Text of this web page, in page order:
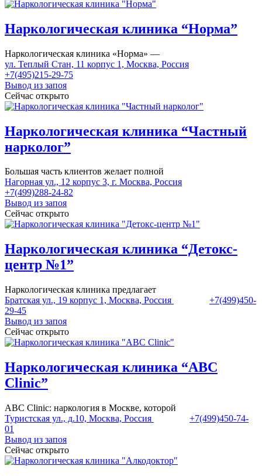
Наркологическая клиника “Норма”
Наркологическая клиника «Норма» —
ул. Теплый Стан, 11 корпус 1, Москва, Россия
+7(495)215-29-75
Вывод из запоя
Сейчас открыто
Наркологическая клиника “Частный
нарколог”
Большая часть клиентов желает полной
Нагорная ул., 12 корпус 3, г. Москва, Россия
+7(499)288-24-82
Вывод из запоя
Сейчас открыто
Наркологическая клиника “Детокс-
центр №1”
Наркологическая клиника предлагает
Братская ул., 19 корпус 1, Москва, Россия
+7(499)450-
29-45
Вывод из запоя
Сейчас открыто
Наркологическая клиника “ABC
Clinic”
ABC Clinic: наркология в Москве, которой
Туристская ул., д.10, Москва, Россия
+7(499)450-74-
01
Вывод из запоя
Сейчас открыто